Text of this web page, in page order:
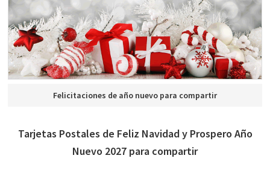
Felicitaciones de año nuevo para compartir
Tarjetas Postales de Feliz Navidad y Prospero Año
Nuevo 2027 para compartir